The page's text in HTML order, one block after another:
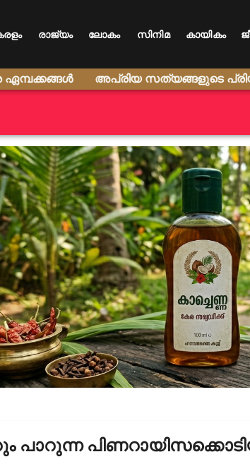
രാജ്യം ലോകം സിനിമ കായികം
അപ്രിയ സത്യങ്ങളുടെ
പാറുന്ന